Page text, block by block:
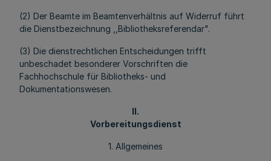
(2) Der Beamte im Beamtenverhältnis auf Widerruf führt
die Dienstbezeichnung ,,Bibliotheksreferendar".
(3) Die dienstrechtlichen Entscheidungen trifft
unbeschadet besonderer Vorschriften die
Fachhochschule für Bibliotheks- und
Dokumentationswesen.
II.
Vorbereitungsdienst
1. Allgemeines